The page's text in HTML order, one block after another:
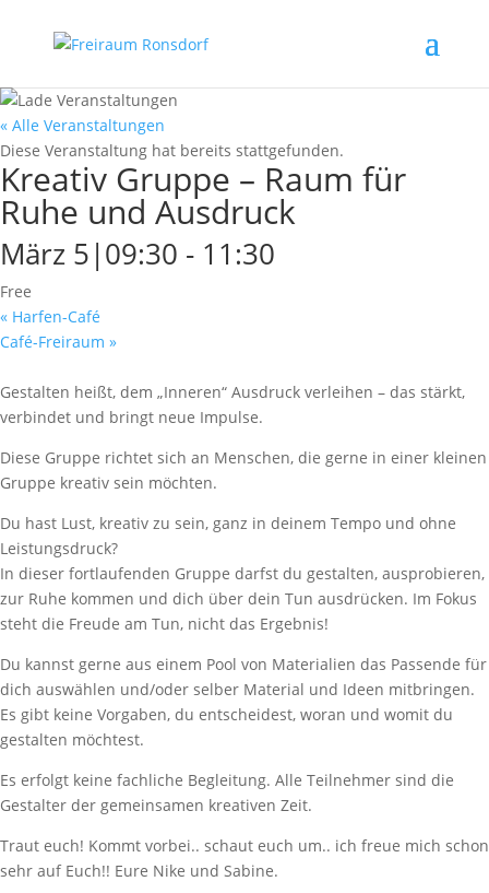
« Alle Veranstaltungen
Diese Veranstaltung hat bereits stattgefunden.
Kreativ Gruppe – Raum für
Ruhe und Ausdruck
März 5|09:30 - 11:30
Free
« Harfen-Café
Café-Freiraum »
Gestalten heißt, dem „Inneren“ Ausdruck verleihen – das stärkt,
verbindet und bringt neue Impulse.
Diese Gruppe richtet sich an Menschen, die gerne in einer kleinen
Gruppe kreativ sein möchten.
Du hast Lust, kreativ zu sein, ganz in deinem Tempo und ohne
Leistungsdruck?
In dieser fortlaufenden Gruppe darfst du gestalten, ausprobieren,
zur Ruhe kommen und dich über dein Tun ausdrücken. Im Fokus
steht die Freude am Tun, nicht das Ergebnis!
Du kannst gerne aus einem Pool von Materialien das Passende für
dich auswählen und/oder selber Material und Ideen mitbringen.
Es gibt keine Vorgaben, du entscheidest, woran und womit du
gestalten möchtest.
Es erfolgt keine fachliche Begleitung. Alle Teilnehmer sind die
Gestalter der gemeinsamen kreativen Zeit.
Traut euch! Kommt vorbei.. schaut euch um.. ich freue mich schon
sehr auf Euch!! Eure Nike und Sabine.